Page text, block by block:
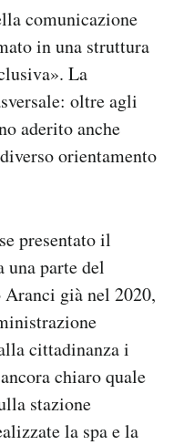
comunicazione
in una struttura
La
oltre agli
aderito anche
orientamento
presentato il
parte del
già nel 2020,
cittadinanza i
chiaro quale
stazione
la spa e la